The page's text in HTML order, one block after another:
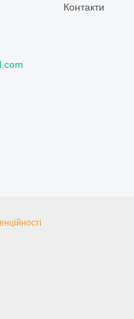
Контакти